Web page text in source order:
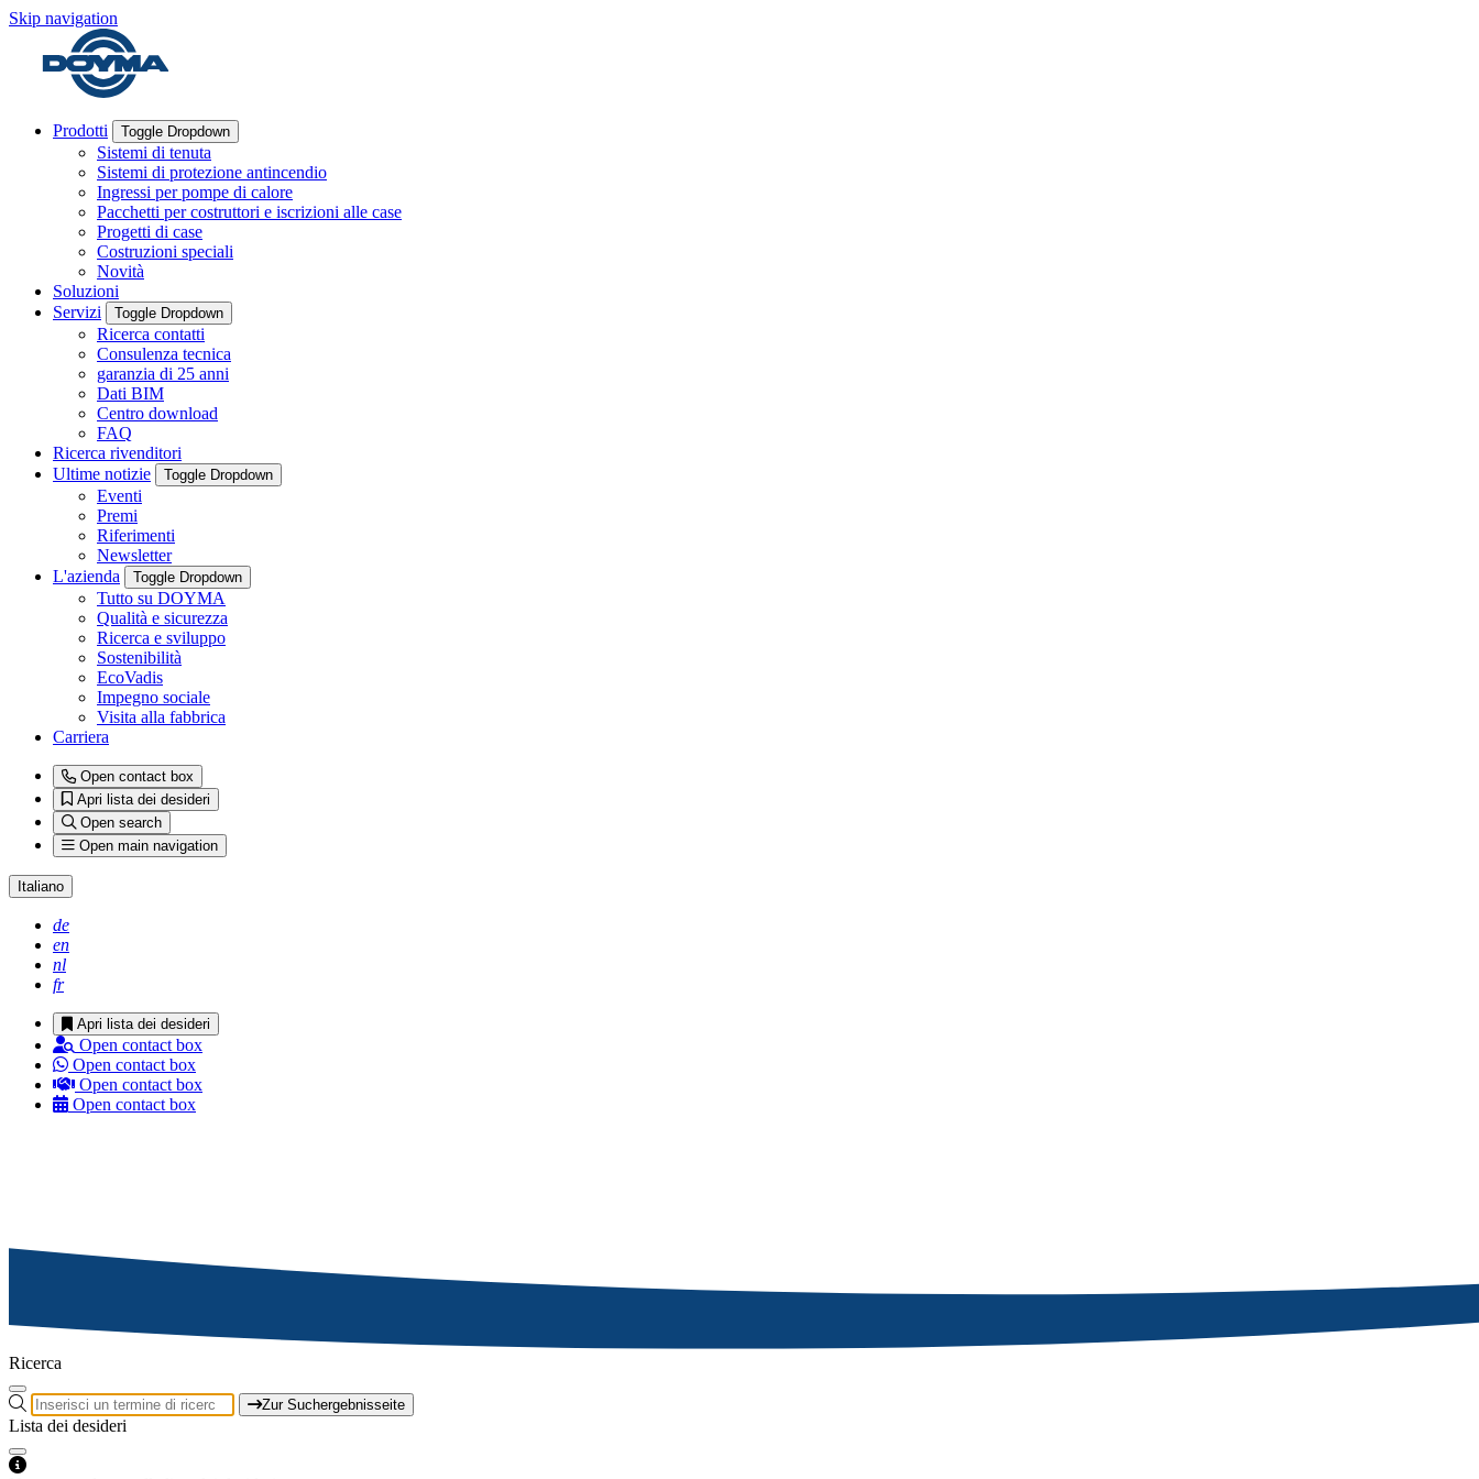
Skip navigation
Prodotti Toggle Dropdown
Sistemi di tenuta
Sistemi di protezione antincendio
Ingressi per pompe di calore
Pacchetti per costruttori e iscrizioni alle case
Progetti di case
Costruzioni speciali
Novità
Soluzioni
Servizi
Toggle Dropdown
Ricerca contatti
Consulenza tecnica
garanzia di 25 anni
Dati BIM
Centro download
FAQ
Ricerca rivenditori
Ultime notizie
Toggle Dropdown
Eventi
Premi
Riferimenti
Newsletter
L'azienda
Toggle Dropdown
Tutto su DOYMA
Qualità e sicurezza
Ricerca e sviluppo
Sostenibilità
EcoVadis
Impegno sociale
Visita alla fabbrica
Carriera
Open contact box
Apri lista dei desideri
Open search
Open main navigation
Italiano
de
en
nl
fr
Apri lista dei desideri
Open contact box
Open contact box
Open contact box
Open contact box
Ricerca
Zur Suchergebnisseite
Lista dei desideri